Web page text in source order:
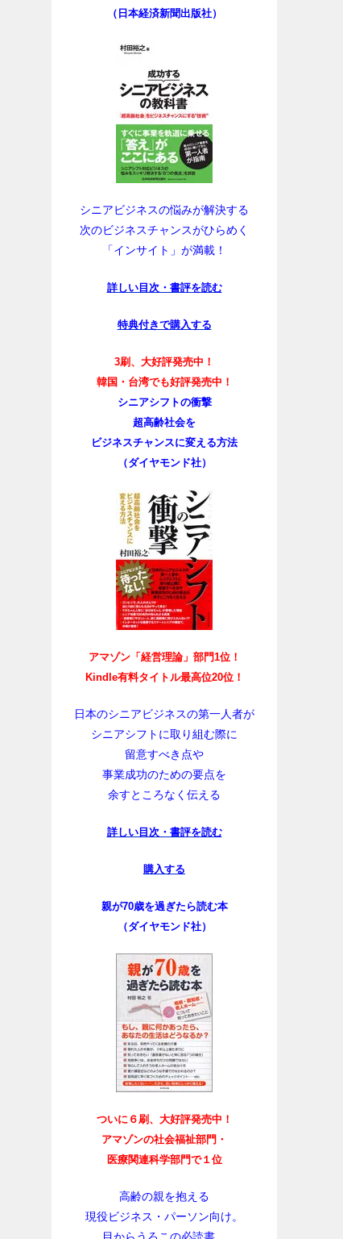
（日本経済新聞出版社）
シニアビジネスの悩みが解決する
次のビジネスチャンスがひらめく
「インサイト」が満載！
詳しい目次・書評を読む
特典付きで購入する
3刷、大好評発売中！
韓国・台湾でも好評発売中！
シニアシフトの衝撃
超高齢社会を
ビジネスチャンスに変える方法
（ダイヤモンド社）
アマゾン「経営理論」部門1位！
Kindle有料タイトル最高位20位！
日本のシニアビジネスの第一人者が
シニアシフトに取り組む際に
留意すべき点や
事業成功のための要点を
余すところなく伝える
詳しい目次・書評を読む
購入する
親が70歳を過ぎたら読む本
（ダイヤモンド社）
ついに６刷、大好評発売中！
アマゾンの社会福祉部門・
医療関連科学部門で１位
高齢の親を抱える
現役ビジネス・パーソン向け。
目からうろこの必読書。